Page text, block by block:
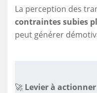
La perception des
contraintes subies
peut générer
🚀 Levier à